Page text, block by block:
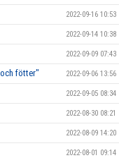
2022-09-16 10:53
2022-09-14 10:38
2022-09-09 07:43
fötter" 2022-09-06 13:56
2022-09-05 08:34
2022-08-30 08:21
2022-08-09 14:20
2022-08-01 09:14